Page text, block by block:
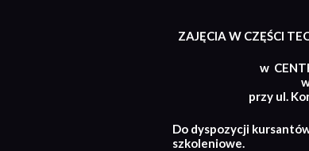
ZAJĘCIA W CZĘŚCI
w
przy ul.
Do dyspozycji
szkoleniowe.